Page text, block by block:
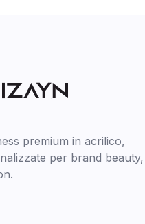
premium in acrilico,
per brand beauty,